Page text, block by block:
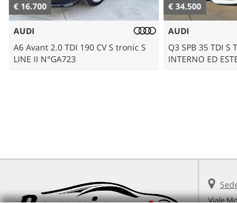
€ 16.700
AUDI
A6 Avant 2.0 TDI 190 CV S tronic S
LINE II N°GA723
€ 34.500
AUDI
Q3 SPB 35 TDI S
INTERNO ED
Viale